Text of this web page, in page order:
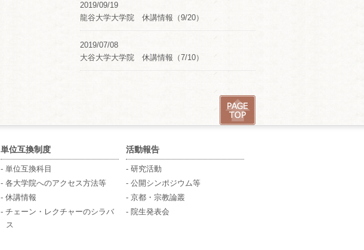
2019/09/19
龍谷大学大学院 休講情報（9/20）
2019/07/08
大谷大学大学院 休講情報（7/10）
単位互換制度
- 単位互換科目
- 各大学院へのアクセス方法等
- 休講情報
- チェーン・レクチャーのシラバ
ス
活動報告
- 研究活動
- 公開シンポジウム等
- 京都・宗教論叢
- 院生発表会